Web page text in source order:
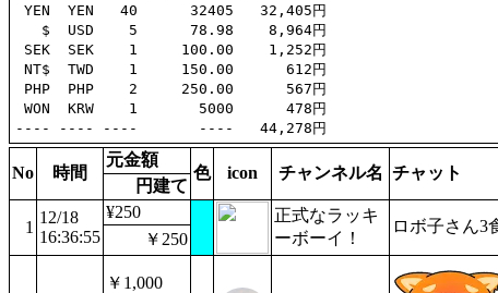
YEN  YEN   40      32405   32,405円
   $  USD    5      78.98    8,964円
SEK  SEK    1     100.00    1,252円
NT$  TWD    1     150.00      612円
PHP  PHP    2     250.00      567円
WON  KRW    1       5000      478円
No 時間
元金額
色 icon チャンネル名 チャット
円建て
1
12/18
16:36:55
¥250
正式なラッキ
ーボーイ！
ロボ子さん3
￥250
￥1,000